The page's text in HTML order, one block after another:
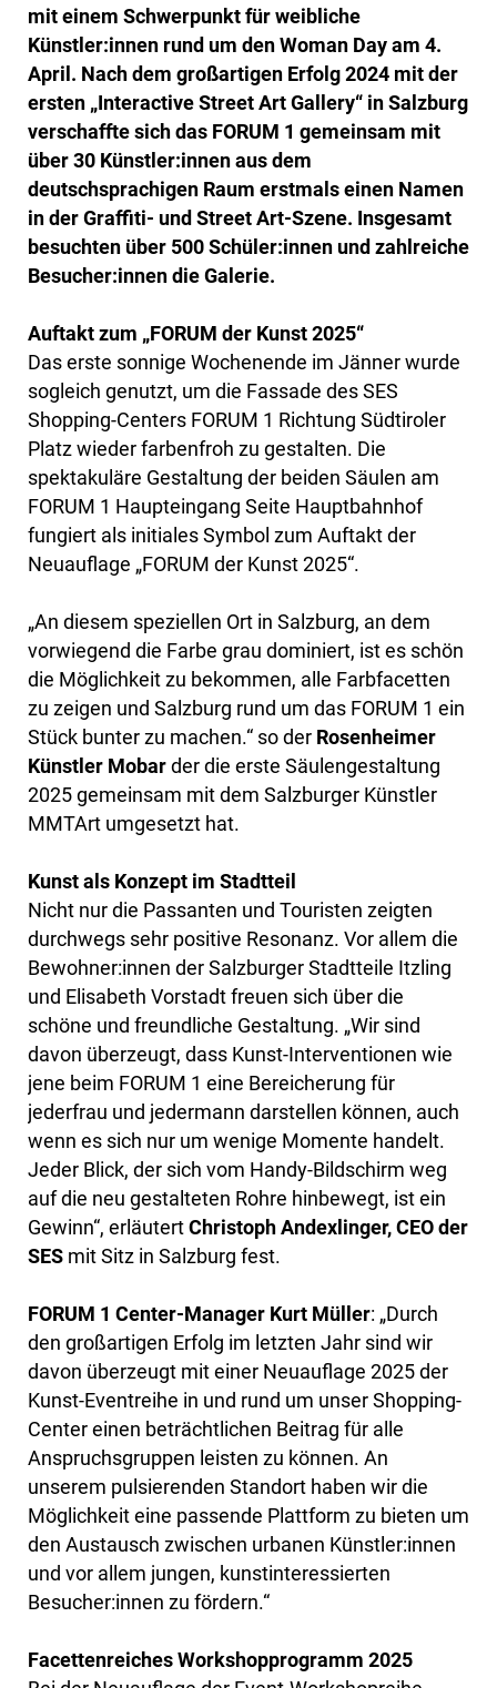
mit einem Schwerpunkt für weibliche
Künstler:innen rund um den Woman Day am 4.
April. Nach dem großartigen Erfolg 2024 mit der
ersten „Interactive Street Art Gallery“ in Salzburg
verschaffte sich das FORUM 1 gemeinsam mit
über 30 Künstler:innen aus dem
deutschsprachigen Raum erstmals einen Namen
in der Graffiti- und Street Art-Szene. Insgesamt
besuchten über 500 Schüler:innen und zahlreiche
Besucher:innen die Galerie.
Auftakt zum „FORUM der Kunst 2025“
Das erste sonnige Wochenende im Jänner wurde
sogleich genutzt, um die Fassade des SES
Shopping-Centers FORUM 1 Richtung Südtiroler
Platz wieder farbenfroh zu gestalten. Die
spektakuläre Gestaltung der beiden Säulen am
FORUM 1 Haupteingang Seite Hauptbahnhof
fungiert als initiales Symbol zum Auftakt der
Neuauflage „FORUM der Kunst 2025“.
„An diesem speziellen Ort in Salzburg, an dem
vorwiegend die Farbe grau dominiert, ist es schön
die Möglichkeit zu bekommen, alle Farbfacetten
zu zeigen und Salzburg rund um das FORUM 1 ein
Stück bunter zu machen.“ so der Rosenheimer
Künstler Mobarder die erste Säulengestaltung
2025 gemeinsam mit dem Salzburger Künstler
MMTArt umgesetzt hat.
Kunst als Konzept im Stadtteil
Nicht nur die Passanten und Touristen zeigten
durchwegs sehr positive Resonanz. Vor allem die
Bewohner:innen der Salzburger Stadtteile Itzling
und Elisabeth Vorstadt freuen sich über die
schöne und freundliche Gestaltung. „Wir sind
davon überzeugt, dass Kunst-Interventionen wie
jene beim FORUM 1 eine Bereicherung für
jederfrau und jedermann darstellen können, auch
wenn es sich nur um wenige Momente handelt.
Jeder Blick, der sich vom Handy-Bildschirm weg
auf die neu gestalteten Rohre hinbewegt, ist ein
Gewinn“, erläutertChristoph Andexlinger, CEO der
SES mit Sitz in Salzburg fest.
FORUM 1 Center-Manager Kurt Müller: „Durch
den großartigen Erfolg im letzten Jahr sind wir
davon überzeugt mit einer Neuauflage 2025 der
Kunst-Eventreihe in und rund um unser Shopping-
Center einen beträchtlichen Beitrag für alle
Anspruchsgruppen leisten zu können. An
unserem pulsierenden Standort haben wir die
Möglichkeit eine passende Plattform zu bieten um
den Austausch zwischen urbanen Künstler:innen
und vor allem jungen, kunstinteressierten
Besucher:innen zu fördern.“
Facettenreiches Workshopprogramm 2025